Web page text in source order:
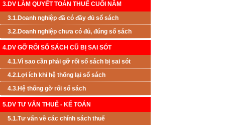
3.DV LÀM QUYẾT TOÁN THUẾ CUỐI NĂM
3.1.Doanh nghiệp đã có đầy đủ sổ sách
3.2.Doanh nghiệp chưa có đủ, đúng sổ sách
4.DV GỠ RỐI SỔ SÁCH CŨ BỊ SAI SÓT
4.1.Vì sao cần phải gỡ rối sổ sách bị sai sót
4.2.Lợi ích khi hệ thống lại sổ sách
4.3.Hệ thống gỡ rối sổ sách
5.DV TƯ VẤN THUẾ - KẾ TOÁN
5.1.Tư vấn về các chính sách thuế